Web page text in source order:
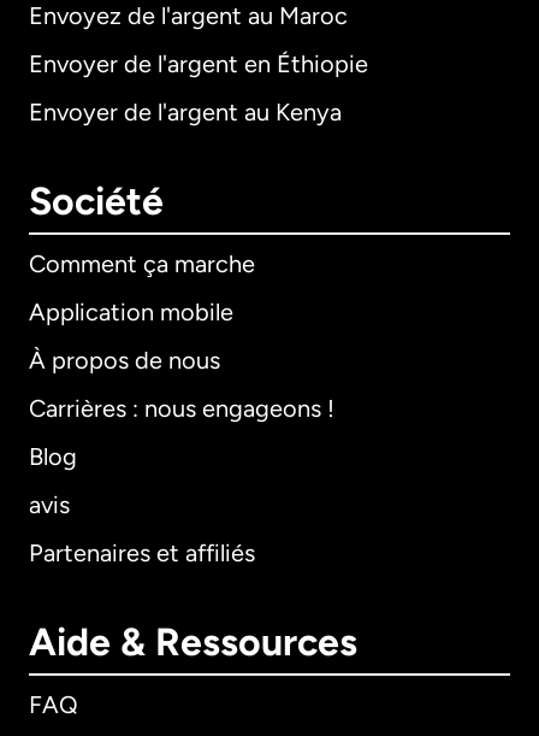
Envoyez de l'argent au Maroc
Envoyer de l'argent en Éthiopie
Envoyer de l'argent au Kenya
Société
Comment ça marche
Application mobile
À propos de nous
Carrières : nous engageons !
Blog
avis
Partenaires et affiliés
Aide & Ressources
FAQ